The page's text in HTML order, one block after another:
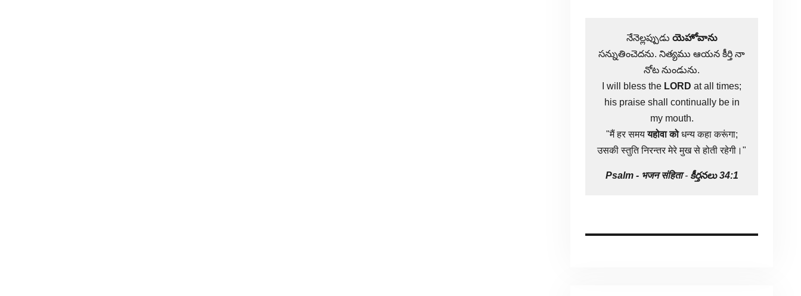
నేనెల్లప్పుడు యెహోవాను
సన్నుతించెదను. నిత్యము ఆయన కీర్తి నా
నోట నుండును.
I will bless the LORD at all times;
his praise shall continually be in
my mouth.
"मैं हर समययहोवा कोधन्य कहा करूंगा;
उसकी स्तुति निरन्तर मेरे मुख से होती रहेगी।"
Psalm - भजन संहिता- కీర్తనలు 34:1